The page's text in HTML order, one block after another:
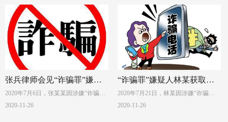
新区看守所。王某家属在得知王某被
刑事拘留后，于2020年8月31日来到上
海市普陀区环球港写字楼B座29层，委
托上海申如律师事务所刑事辩护团队
代理此案。
新区看守所。卢某某家属在得知卢某
某被刑事拘留后，于2020年8月17日来
到上海市普陀区环球港写字楼B座29
层，委托上海申如律师事务所刑事辩
护团队代理此案。
张兵律师会见“诈骗罪”嫌疑
人张某某
2020年7月6日，张某某因涉嫌“诈骗
罪”被上海市公安局青浦分局抓获，并
2020-11-26
“诈骗罪”嫌疑人林某获取保
候审
2020年7月21日，林某因涉嫌“诈骗
罪”在江西省被抓抓获到案，并于7月24
2020-11-26